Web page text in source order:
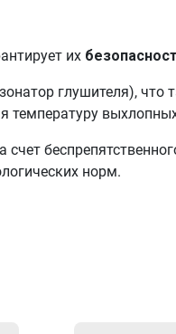
их
глушителя), что
счет
норм.